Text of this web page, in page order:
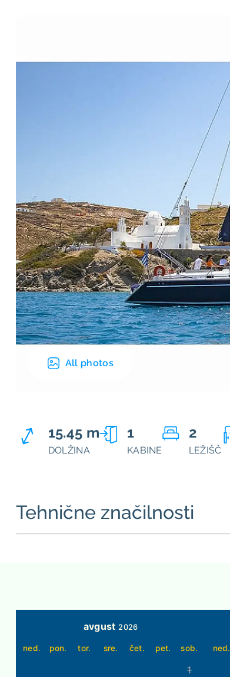
All photos
15.45 m
DOLŽINA
1
KABINE
2
LEŽIŠČ
Tehnične značilnosti
avgust 2026
ned. pon. tor. sre. čet. pet. sob.
1
ned.